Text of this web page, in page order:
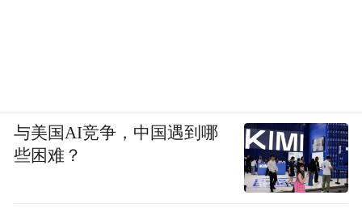
与美国AI竞争，中国遇到哪
些困难？